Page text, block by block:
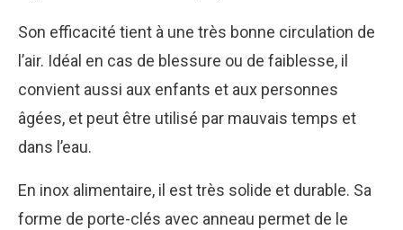
Son efficacité tient à une très bonne circulation de
l’air. Idéal en cas de blessure ou de faiblesse, il
convient aussi aux enfants et aux personnes
âgées, et peut être utilisé par mauvais temps et
dans l’eau.
En inox alimentaire, il est très solide et durable. Sa
forme de porte-clés avec anneau permet de le